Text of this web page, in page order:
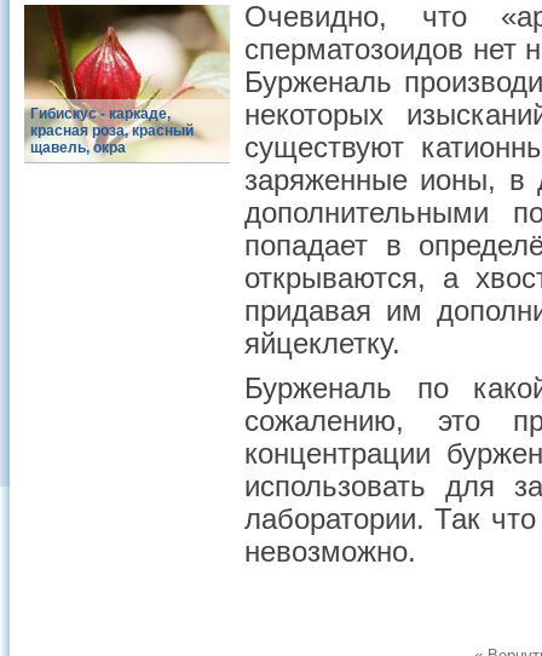
Гибискус - каркаде,
красная роза, красный
щавель, окра
Очевидно, что
сперматозоидов нет
Бурженаль
некоторых
существуют
заряженные ионы, в
дополнительными
попадает в
открываются, а
придавая им
яйцеклетку.
Бурженаль по
сожалению, это
концентрации
использовать для
лаборатории. Так
невозможно.